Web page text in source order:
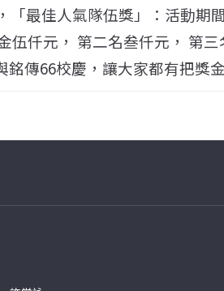
「最佳人氣隊伍獎」：活動期
伍仟元， 第二名叁仟元， 第
銘傳66校慶，讓大家都有把獎